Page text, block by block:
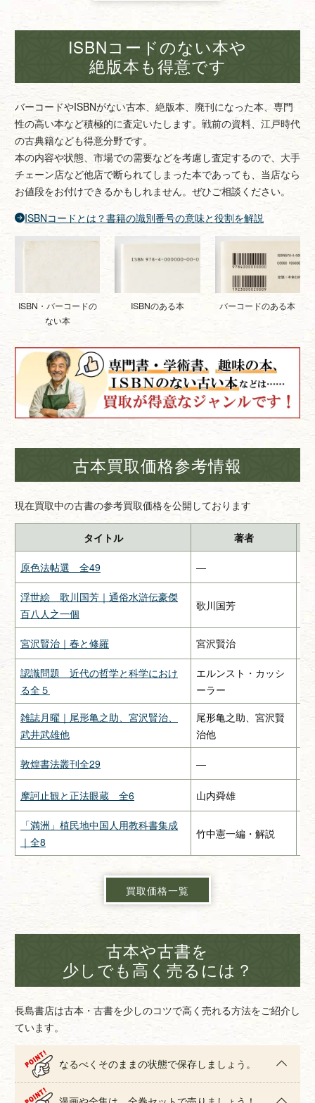
ISBNコードのない本や
絶版本も得意です
バーコードやISBNがない古本、絶版本、廃刊になった本、専門
性の高い本など積極的に査定いたします。戦前の資料、江戸時代
の古典籍なども得意分野です。
本の内容や状態、市場での需要などを考慮し査定するので、大手
チェーン店など他店で断られてしまった本であっても、当店なら
お値段をお付けできるかもしれません。ぜひご相談ください。
ISBNコードとは？書籍の識別番号の意味と役割を解説
ISBN・バーコードの
ない本
ISBNのある本 バーコードのある本
古本買取価格参考情報
現在買取中の古書の参考買取価格を公開しております
タイトル 著者
原色法帖選 全49 —
浮世絵 歌川国芳｜通俗水滸伝豪傑
百八人之一個
歌川国芳
宮沢賢治｜春と修羅 宮沢賢治
認識問題 近代の哲学と科学におけ
る全５
エルンスト・カッシ
ーラー
み
雑誌月曜｜尾形亀之助、宮沢賢治、
武井武雄他
尾形亀之助、宮沢賢
治他
敦煌書法叢刊全29 —
摩訶止観と正法眼蔵 全6 山内舜雄
「満洲」植民地中国人用教科書集成
｜全8
竹中憲一編・解説
買取価格一覧
古本や古書を
少しでも高く売るには？
長島書店は古本・古書を少しのコツで高く売れる方法をご紹介し
ています。
なるべくそのままの状態で保存しましょう。